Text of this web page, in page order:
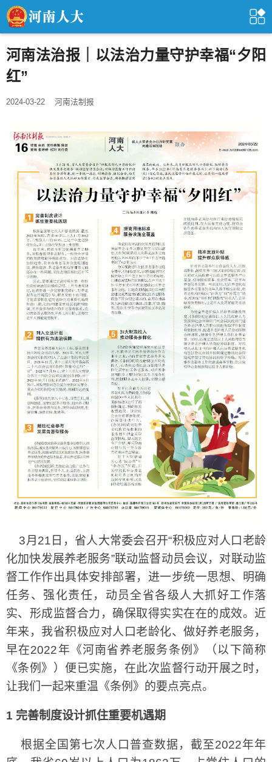
河南法治报｜以法治力量守护幸福“夕阳
红”
2024-03-22 河南法制报
3月21日，省人大常委会召开“积极应对人口老龄
化加快发展养老服务”联动监督动员会议，对联动监
督工作作出具体安排部署，进一步统一思想、明确
任务、强化责任，动员全省各级人大抓好工作落
实、形成监督合力，确保取得实实在在的成效。近
年来，我省积极应对人口老龄化、做好养老服务，
早在2022年《河南省养老服务条例》（以下简称
《条例》）便已实施，在此次监督行动开展之时，
让我们一起来重温《条例》的要点亮点。
1 完善制度设计抓住重要机遇期
根据全国第七次人口普查数据，截至2022年年